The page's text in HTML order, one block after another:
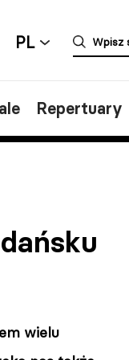
PL
Repertuary
wielu